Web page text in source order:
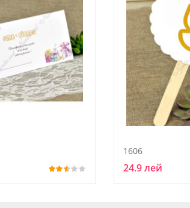
1606
24.9 лей